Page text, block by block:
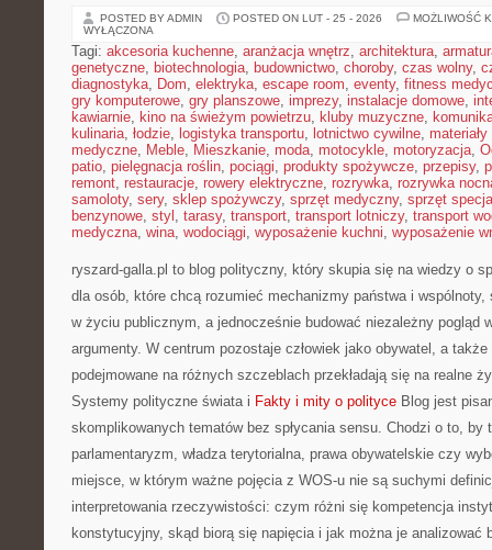
POSTED BY ADMIN POSTED ON LUT - 25 - 2026
MOŻLIWOŚĆ
WYŁĄCZONA
Tagi: akcesoria kuchenne, aranżacja wnętrz, architektura,
genetyczne, biotechnologia, budownictwo, choroby, czas wolny,
diagnostyka, Dom, elektryka, escape room, eventy, fitness
gry komputerowe, gry planszowe, imprezy, instalacje domowe,
kawiarnie, kino na świeżym powietrzu, kluby muzyczne,
kulinaria, łodzie, logistyka transportu, lotnictwo cywilne,
medyczne, Meble, Mieszkanie, moda, motocykle, motoryzacja,
patio, pielęgnacja roślin, pociągi, produkty spożywcze, przepisy,
remont, restauracje, rowery elektryczne, rozrywka, rozrywka
samoloty, sery, sklep spożywczy, sprzęt medyczny, sprzęt
benzynowe, styl , tarasy, transport, transport lotniczy, transport
medyczna, wina, wodociągi, wyposażenie kuchni, wyposażenie
ryszard-galla.pl to blog polityczny, który skupia się na wiedzy o
dla osób, które chcą rozumieć mechanizmy państwa i
w życiu publicznym, a jednocześnie budować niezależny pogląd
argumenty. W centrum pozostaje człowiek jako obywatel, a
podejmowane na różnych szczeblach przekładają się na realne
Systemy polityczne świata i Fakty i mity o polityce Blog jest
skomplikowanych tematów bez spłycania sensu. Chodzi o to, by
parlamentaryzm, władza terytorialna, prawa obywatelskie czy
miejsce, w którym ważne pojęcia z WOS-u nie są suchymi
interpretowania rzeczywistości: czym różni się kompetencja
konstytucyjny, skąd biorą się napięcia i jak można je analizować